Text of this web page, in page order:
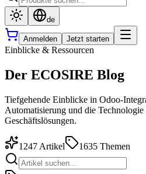
de
Anmelden Jetzt starten
Einblicke & Ressourcen
Der ECOSIRE Blog
Tiefgehende Einblicke in Odoo-
Automatisierung und die
Geschäftslösungen.
1247 Artikel 1635 Themen